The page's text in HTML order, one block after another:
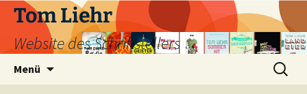
Zum
Inhalt
springen
Tom Liehr
Website des Schriftstellers
Menü
Suchen
nach: